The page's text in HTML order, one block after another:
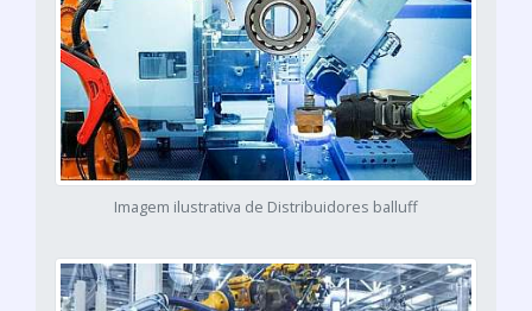
Imagem ilustrativa de Distribuidores balluff